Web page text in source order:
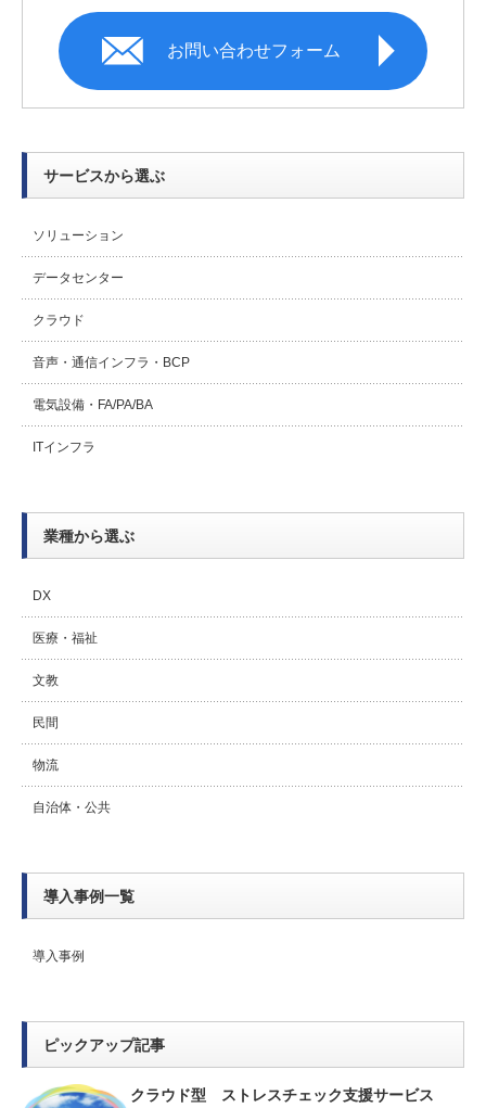
お問い合わせフォーム
サービスから選ぶ
ソリューション
データセンター
クラウド
音声・通信インフラ・BCP
電気設備・FA/PA/BA
ITインフラ
業種から選ぶ
DX
医療・福祉
文教
民間
物流
自治体・公共
導入事例一覧
導入事例
ピックアップ記事
クラウド型 ストレスチェック支援サービス